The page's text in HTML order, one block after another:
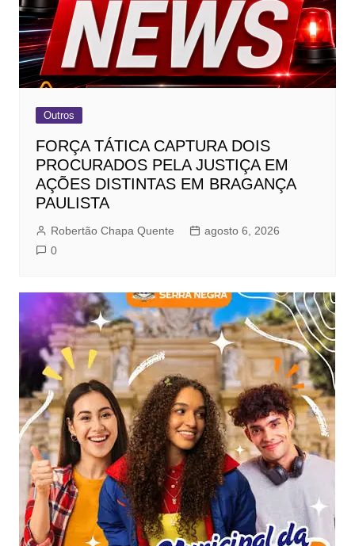
Outros
FORÇA TÁTICA CAPTURA DOIS
PROCURADOS PELA JUSTIÇA EM
AÇÕES DISTINTAS EM BRAGANÇA
PAULISTA
Robertão Chapa Quente
agosto 6, 2026
0